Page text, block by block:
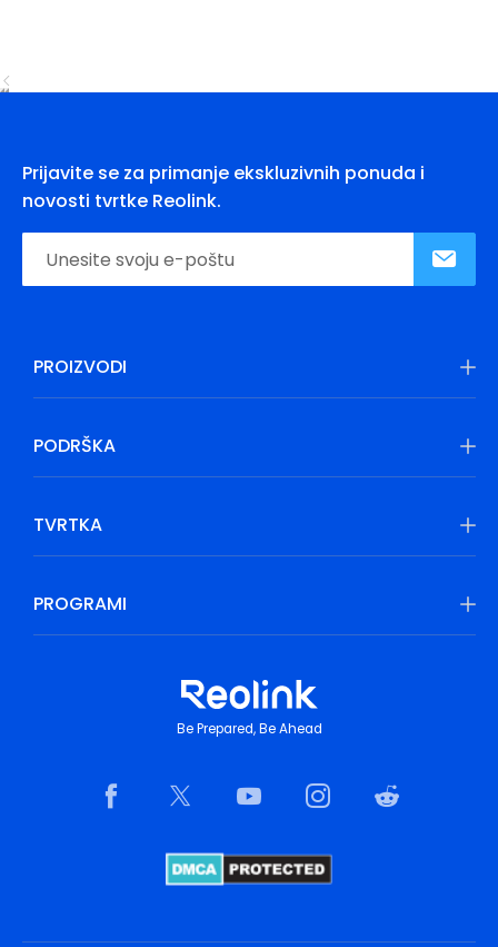
Prijavite se za primanje ekskluzivnih ponuda i
novosti tvrtke Reolink.
PROIZVODI
PODRŠKA
TVRTKA
PROGRAMI
Be Prepared, Be Ahead